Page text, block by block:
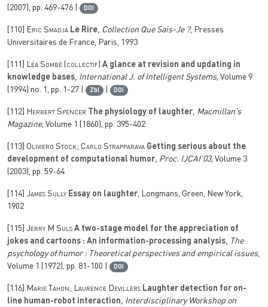
(2007), pp. 469-476 |
DOI
[110] Eric Smadja Le Rire, Collection Que Sais-Je ?, Presses
Universitaires de France, Paris, 1993
[111] Léa Sombé (collectif) A glance at revision and updating in
knowledge bases, International J. of Intelligent Systems, Volume 9
(1994) no. 1, pp. 1-27 |
Zbl | DOI
[112] Herbert Spencer The physiology of laughter, Macmillan’s
Magazine, Volume 1 (1860), pp. 395-402
[113] Oliviero Stock; Carlo Strapparava Getting serious about the
development of computational humor, Proc. IJCAI’03, Volume 3
(2003), pp. 59-64
[114] James Sully Essay on laughter, Longmans, Green, New York,
1902
[115] Jerry M Suls A two-stage model for the appreciation of
jokes and cartoons : An information-processing analysis, The
psychology of humor : Theoretical perspectives and empirical issues,
Volume 1 (1972), pp. 81-100 | DOI
[116] Marie Tahon; Laurence Devillers Laughter detection for on-
line human-robot interaction, Interdisciplinary Workshop on